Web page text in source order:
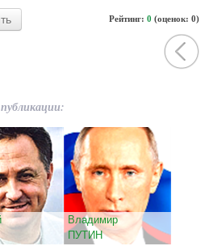
Рейтинг: 0 (оценок: 0)
Владимир
ПУТИН